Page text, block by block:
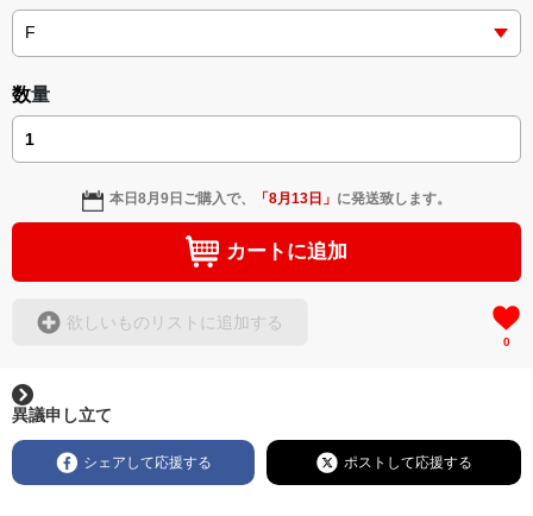
数量
本日8月9日 ご購入で、 「8月13日 」 に発送致します。
カートに追加
欲しいものリストに追加する
0
異議申し立て
シェアして応援する ポストして応援する